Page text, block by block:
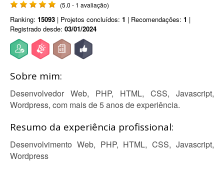
(5.0 - 1 avaliação)
Ranking: 15093 | Projetos concluídos: 1 | Recomendações: 1 |
Registrado desde: 03/01/2024
Sobre mim:
Desenvolvedor Web, PHP, HTML, CSS, Javascript,
Wordpress, com mais de 5 anos de experiência.
Resumo da experiência profissional:
Desenvolvimento Web, PHP, HTML, CSS, Javascript,
Wordpress